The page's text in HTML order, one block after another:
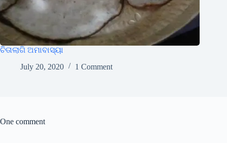
ଚିତାଲାଗି ଅମାବାସ୍ୟା
July 20, 2020
1 Comment
One comment